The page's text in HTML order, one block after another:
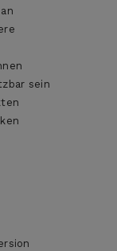
sein